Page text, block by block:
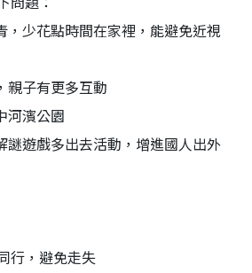
，少花點時間在家裡，能避免近視
親子有更多互動
河濱公園
謎遊戲多出去活動，增進國人出外
行，避免走失